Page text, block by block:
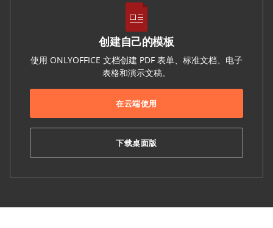
创建自己的模板
使用 ONLYOFFICE 文档创建 PDF 表单、标准文档、电子
表格和演示文稿。
在云端使用
下载桌面版